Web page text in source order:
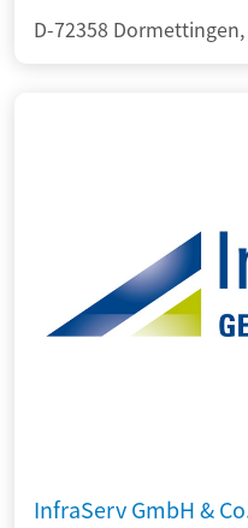
D-72358
InfraServ GmbH &